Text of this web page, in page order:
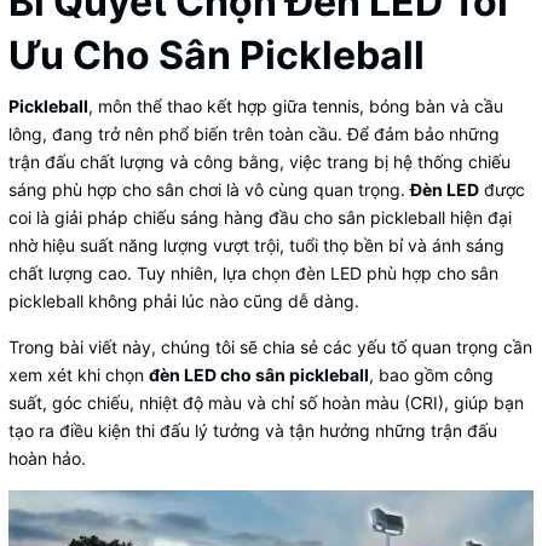
Ưu Cho Sân Pickleball
Pickleball, môn thể thao kết hợp giữa tennis, bóng bàn và cầu
lông, đang trở nên phổ biến trên toàn cầu. Để đảm bảo những
trận đấu chất lượng và công bằng, việc trang bị hệ thống chiếu
sáng phù hợp cho sân chơi là vô cùng quan trọng.Đèn LED được
coi là giải pháp chiếu sáng hàng đầu cho sân pickleball hiện đại
nhờ hiệu suất năng lượng vượt trội, tuổi thọ bền bỉ và ánh sáng
chất lượng cao. Tuy nhiên, lựa chọn đèn LED phù hợp cho sân
pickleball không phải lúc nào cũng dễ dàng.
Trong bài viết này, chúng tôi sẽ chia sẻ các yếu tố quan trọng cần
xem xét khi chọn đèn LED cho sân pickleball, bao gồm công
suất, góc chiếu, nhiệt độ màu và chỉ số hoàn màu (CRI), giúp bạn
tạo ra điều kiện thi đấu lý tưởng và tận hưởng những trận đấu
hoàn hảo.